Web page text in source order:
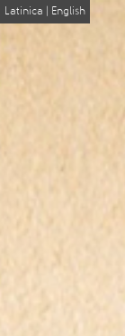
Latinica English